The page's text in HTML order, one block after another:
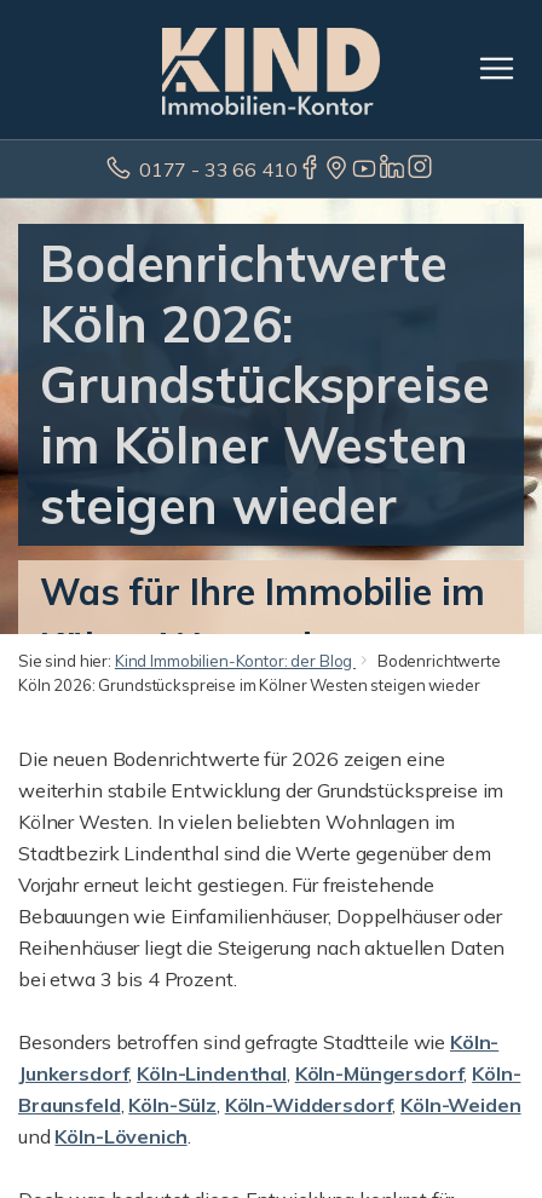
0177 - 33 66 410
Bodenrichtwerte
Köln 2026:
Grundstückspreise
im Kölner Westen
steigen wieder
Was für Ihre Immobilie im
Kölner Westen jetzt
entscheidend ist
Sie sind hier: Kind Immobilien-Kontor: der Blog
Bodenrichtwerte
Köln 2026: Grundstückspreise im Kölner Westen steigen wieder
Die neuen Bodenrichtwerte für 2026 zeigen eine
weiterhin stabile Entwicklung der Grundstückspreise im
Kölner Westen. In vielen beliebten Wohnlagen im
Stadtbezirk Lindenthal sind die Werte gegenüber dem
Vorjahr erneut leicht gestiegen. Für freistehende
Bebauungen wie Einfamilienhäuser, Doppelhäuser oder
Reihenhäuser liegt die Steigerung nach aktuellen Daten
bei etwa 3 bis 4 Prozent.
Besonders betroffen sind gefragte Stadtteile wie Köln-
Junkersdorf, Köln-Lindenthal, Köln-Müngersdorf, Köln-
Braunsfeld, Köln-Sülz, Köln-Widdersdorf, Köln-Weiden
und Köln-Lövenich.